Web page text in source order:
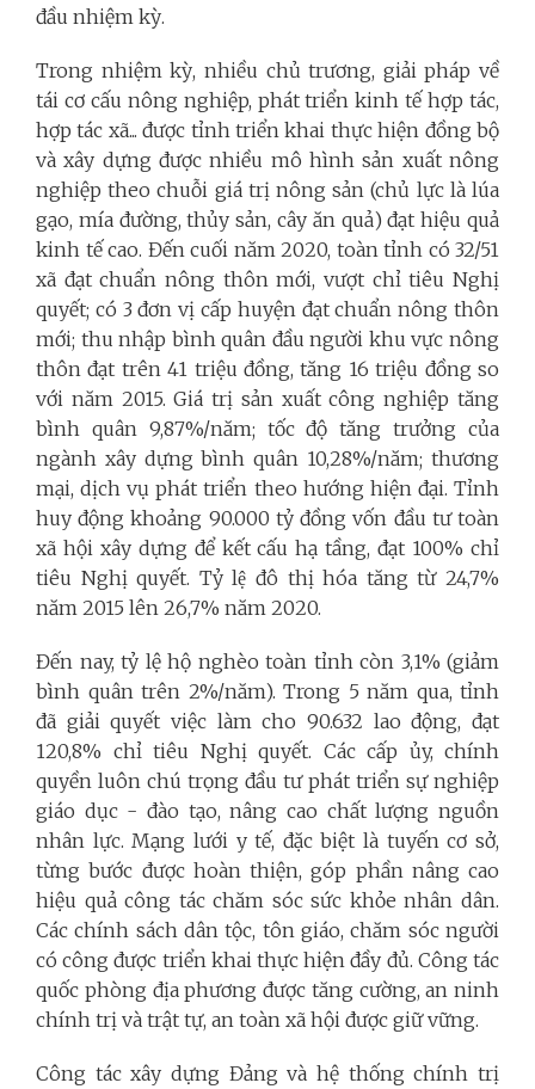
đầu nhiệm kỳ.
Trong nhiệm kỳ, nhiều chủ trương, giải pháp về
tái cơ cấu nông nghiệp, phát triển kinh tế hợp tác,
hợp tác xã... được tỉnh triển khai thực hiện đồng bộ
và xây dựng được nhiều mô hình sản xuất nông
nghiệp theo chuỗi giá trị nông sản (chủ lực là lúa
gạo, mía đường, thủy sản, cây ăn quả) đạt hiệu quả
kinh tế cao. Đến cuối năm 2020, toàn tỉnh có 32/51
xã đạt chuẩn nông thôn mới, vượt chỉ tiêu Nghị
quyết; có 3 đơn vị cấp huyện đạt chuẩn nông thôn
mới; thu nhập bình quân đầu người khu vực nông
thôn đạt trên 41 triệu đồng, tăng 16 triệu đồng so
với năm 2015. Giá trị sản xuất công nghiệp tăng
bình quân 9,87%/năm; tốc độ tăng trưởng của
ngành xây dựng bình quân 10,28%/năm; thương
mại, dịch vụ phát triển theo hướng hiện đại. Tỉnh
huy động khoảng 90.000 tỷ đồng vốn đầu tư toàn
xã hội xây dựng để kết cấu hạ tầng, đạt 100% chỉ
tiêu Nghị quyết. Tỷ lệ đô thị hóa tăng từ 24,7%
năm 2015 lên 26,7% năm 2020.
Đến nay, tỷ lệ hộ nghèo toàn tỉnh còn 3,1% (giảm
bình quân trên 2%/năm). Trong 5 năm qua, tỉnh
đã giải quyết việc làm cho 90.632 lao động, đạt
120,8% chỉ tiêu Nghị quyết. Các cấp ủy, chính
quyền luôn chú trọng đầu tư phát triển sự nghiệp
giáo dục - đào tạo, nâng cao chất lượng nguồn
nhân lực. Mạng lưới y tế, đặc biệt là tuyến cơ sở,
từng bước được hoàn thiện, góp phần nâng cao
hiệu quả công tác chăm sóc sức khỏe nhân dân.
Các chính sách dân tộc, tôn giáo, chăm sóc người
có công được triển khai thực hiện đầy đủ. Công tác
quốc phòng địa phương được tăng cường, an ninh
chính trị và trật tự, an toàn xã hội được giữ vững.
Công tác xây dựng Đảng và hệ thống chính trị